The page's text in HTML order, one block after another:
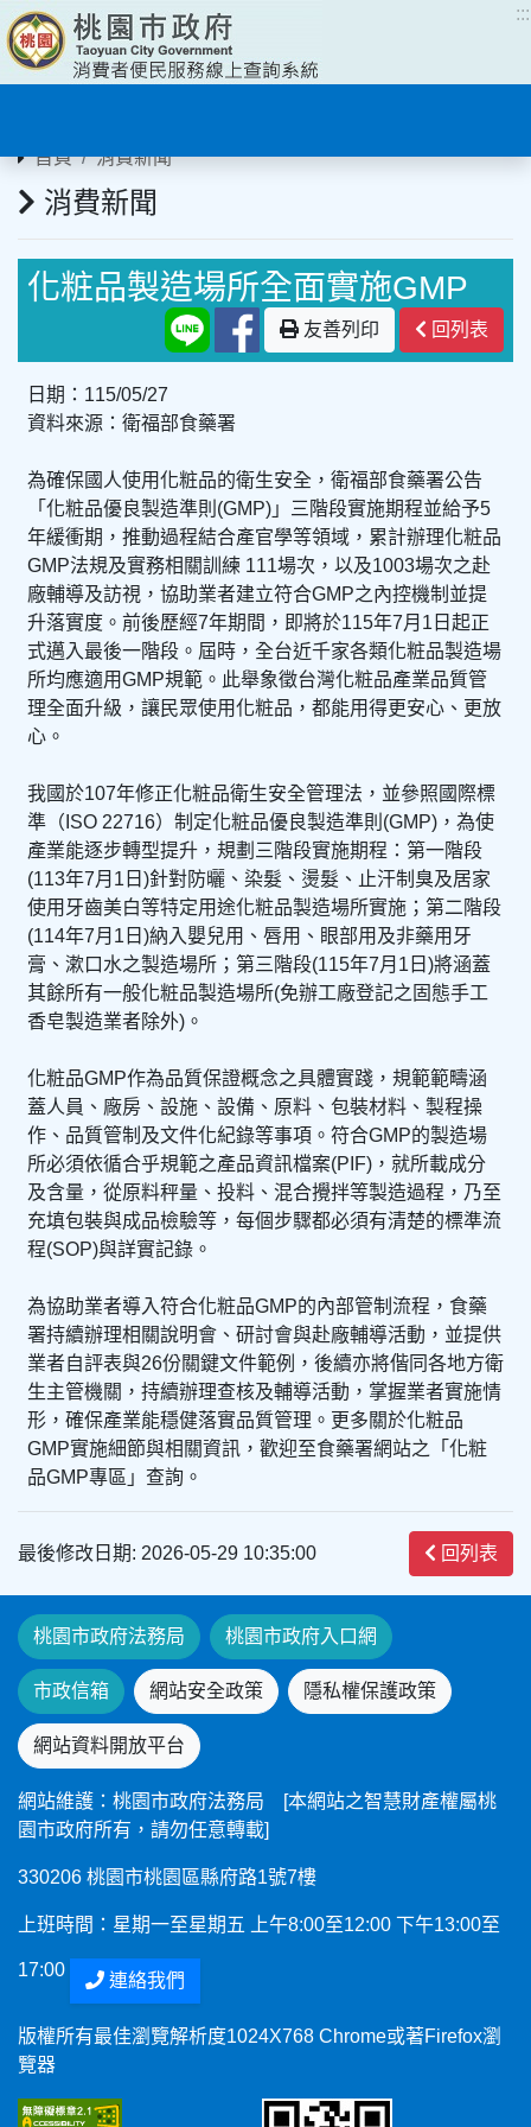
:::
首頁 消費新聞
消費新聞
化粧品製造場所全面實施GMP
友善列印 回列表
日期：115/05/27
資料來源：衛福部食藥署
為確保國人使用化粧品的衛生安全，衛福部食藥署公告
「化粧品優良製造準則(GMP)」三階段實施期程並給予5
年緩衝期，推動過程結合產官學等領域，累計辦理化粧品
GMP法規及實務相關訓練 111場次，以及1003場次之赴
廠輔導及訪視，協助業者建立符合GMP之內控機制並提
升落實度。前後歷經7年期間，即將於115年7月1日起正
式邁入最後一階段。屆時，全台近千家各類化粧品製造場
所均應適用GMP規範。此舉象徵台灣化粧品產業品質管
理全面升級，讓民眾使用化粧品，都能用得更安心、更放
心。
我國於107年修正化粧品衛生安全管理法，並參照國際標
準（ISO 22716）制定化粧品優良製造準則(GMP)，為使
產業能逐步轉型提升，規劃三階段實施期程：第一階段
(113年7月1日)針對防曬、染髮、燙髮、止汗制臭及居家
使用牙齒美白等特定用途化粧品製造場所實施；第二階段
(114年7月1日)納入嬰兒用、唇用、眼部用及非藥用牙
膏、漱口水之製造場所；第三階段(115年7月1日)將涵蓋
其餘所有一般化粧品製造場所(免辦工廠登記之固態手工
香皂製造業者除外)。
化粧品GMP作為品質保證概念之具體實踐，規範範疇涵
蓋人員、廠房、設施、設備、原料、包裝材料、製程操
作、品質管制及文件化紀錄等事項。符合GMP的製造場
所必須依循合乎規範之產品資訊檔案(PIF)，就所載成分
及含量，從原料秤量、投料、混合攪拌等製造過程，乃至
充填包裝與成品檢驗等，每個步驟都必須有清楚的標準流
程(SOP)與詳實記錄。
為協助業者導入符合化粧品GMP的內部管制流程，食藥
署持續辦理相關說明會、研討會與赴廠輔導活動，並提供
業者自評表與26份關鍵文件範例，後續亦將偕同各地方衛
生主管機關，持續辦理查核及輔導活動，掌握業者實施情
形，確保產業能穩健落實品質管理。更多關於化粧品
GMP實施細節與相關資訊，歡迎至食藥署網站之「化粧
品GMP專區」查詢。
最後修改日期: 2026-05-29 10:35:00 回列表
桃園市政府法務局 桃園市政府入口網
市政信箱 網站安全政策 隱私權保護政策
網站資料開放平台
網站維護：桃園市政府法務局 [本網站之智慧財產權屬桃
園市政府所有，請勿任意轉載]
330206 桃園市桃園區縣府路1號7樓
上班時間：星期一至星期五 上午8:00至12:00 下午13:00至
17:00
連絡我們
版權所有最佳瀏覽解析度1024X768 Chrome或著Firefox瀏
覽器